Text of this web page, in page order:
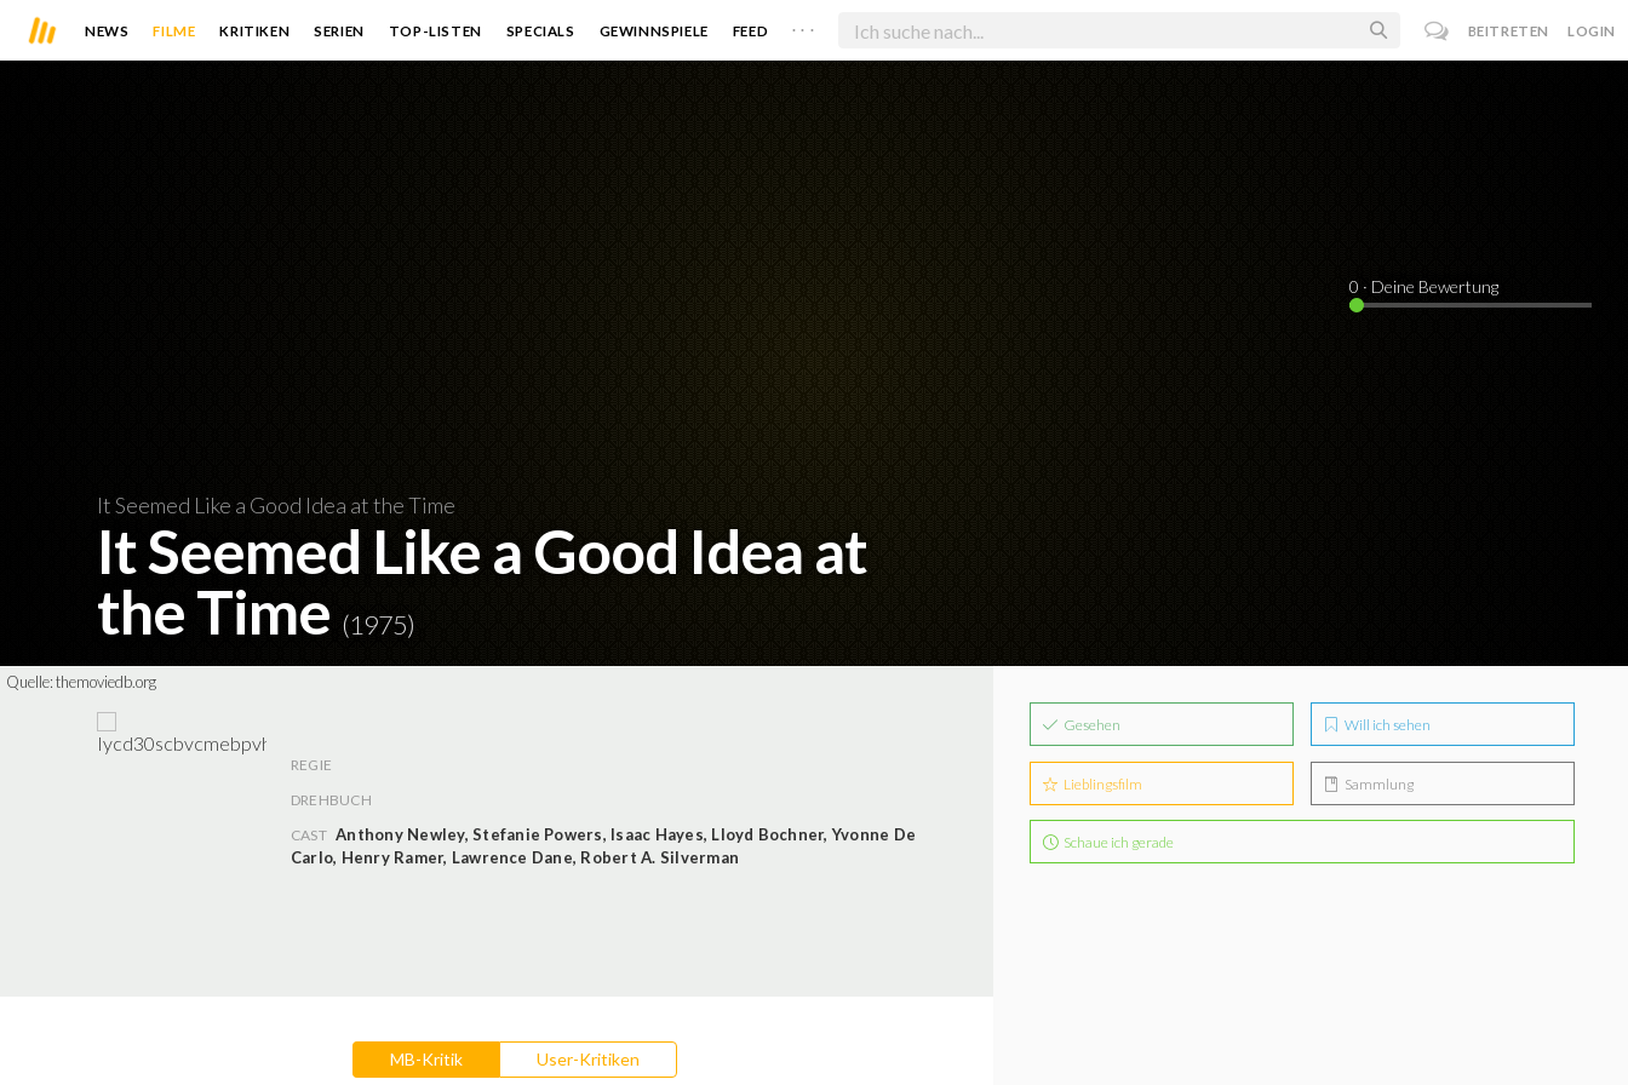
NEWS FILME KRITIKEN SERIEN TOP-LISTEN SPECIALS GEWINNSPIELE FEED . . . BEITRETEN LOGIN
It Seemed Like a Good Idea at the Time
It Seemed Like a Good Idea at
the Time (1975)
0 · Deine Bewertung
Quelle:themoviedb.org
REGIE
DREHBUCH
CAST Anthony Newley,Stefanie Powers, Isaac Hayes, Lloyd Bochner,Yvonne De
Carlo, Henry Ramer, Lawrence Dane, Robert A. Silverman
MB-Kritik User-Kritiken
Gesehen Will ich sehen
Lieblingsfilm Sammlung
Schaue ich gerade